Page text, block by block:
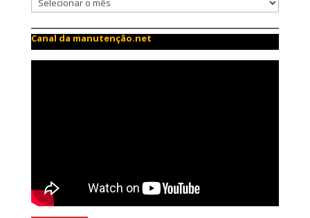
Canal da manutenção.net